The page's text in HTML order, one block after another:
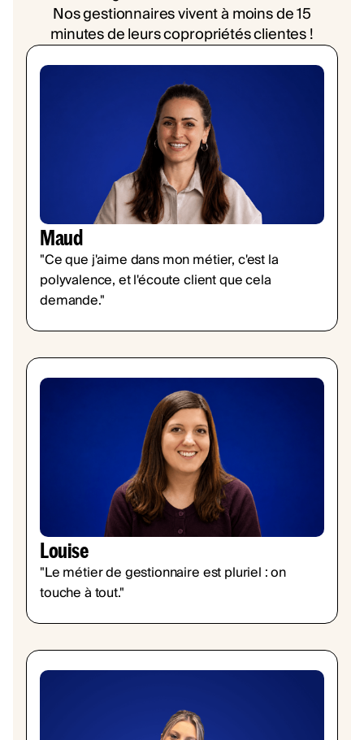
Nos gestionnaires vivent à moins de 15
minutes de leurs copropriétés clientes !
Maud
"Ce que j'aime dans mon métier, c'est la
polyvalence, et l'écoute client que cela
demande."
Louise
"Le métier de gestionnaire est pluriel : on
touche à tout."